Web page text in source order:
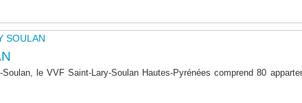
SOULAN
le VVF Saint-Lary-Soulan Hautes-Pyrénées comprend 80